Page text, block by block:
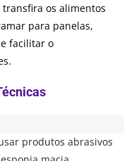
os alimentos
para panelas,
facilitar o
produtos abrasivos